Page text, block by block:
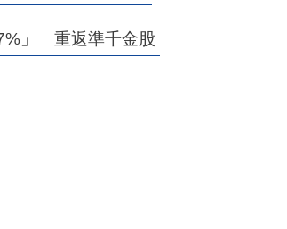
」 重返準千金股